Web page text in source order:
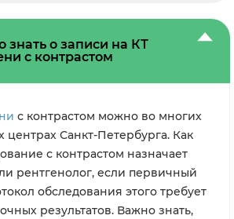
знать о записи на КТ
с контрастом
с контрастом можно во многих
центрах Санкт-Петербурга. Как
с контрастом назначает
рентгенолог, если первичный
обследования этого требует
результатов. Важно знать,